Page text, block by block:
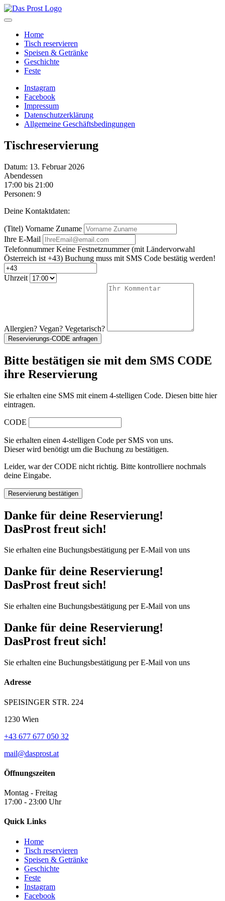
Home
Tisch reservieren
Speisen & Getränke
Geschichte
Feste
Instagram
Facebook
Impressum
Datenschutzerklärung
Allgemeine Geschäftsbedingungen
Tischreservierung
Datum: 13. Februar 2026
Abendessen
17:00 bis 21:00
Personen: 9
Deine Kontaktdaten:
(Titel) Vorname Zuname
Ihre E-Mail
TelefonnummerKeine Festnetznummer (mit Ländervorwahl
Österreich ist +43) Buchung muss mit SMS Code bestätig werden!
Uhrzeit
Allergien? Vegan? Vegetarisch?
Reservierungs-CODE anfragen
Bitte bestätigen sie mit dem SMS CODE
ihre Reservierung
Sie erhalten eine SMS mit einem 4-stelligen Code. Diesen bitte hier
eintragen.
CODE
Sie erhalten einen 4-stelligen Code per SMS von uns.
Dieser wird benötigt um die Buchung zu bestätigen.
Leider, war der CODE nicht richtig. Bitte kontrolliere nochmals
deine Eingabe.
Reservierung bestätigen
Danke für deine Reservierung!
DasProst freut sich!
Sie erhalten eine Buchungsbestätigung per E-Mail von uns
Danke für deine Reservierung!
DasProst freut sich!
Sie erhalten eine Buchungsbestätigung per E-Mail von uns
Danke für deine Reservierung!
DasProst freut sich!
Sie erhalten eine Buchungsbestätigung per E-Mail von uns
Adresse
SPEISINGER STR. 224
1230 Wien
+43 677 677 050 32
mail@dasprost.at
Öffnungszeiten
Montag - Freitag
17:00 - 23:00 Uhr
Quick Links
Home
Tisch reservieren
Speisen & Getränke
Geschichte
Feste
Instagram
Facebook